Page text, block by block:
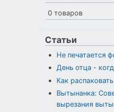
0 товаров
Статьи
Не печатается
День отца -
Как
Вытынанка:
вырезания